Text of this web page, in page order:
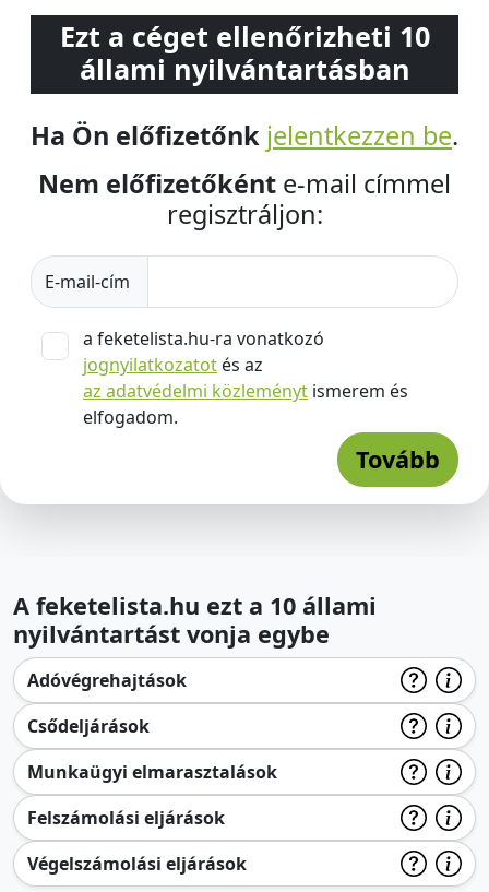
Ezt a céget ellenőrizheti 10
állami nyilvántartásban
Ha Ön előfizetőnk jelentkezzen be.
Nem előfizetőként e-mail címmel
regisztráljon:
E-mail-cím
a feketelista.hu-ra vonatkozó
jognyilatkozatot és az
az adatvédelmi közleményt ismerem és
elfogadom.
Tovább
A feketelista.hu ezt a 10 állami
nyilvántartást vonja egybe
Adóvégrehajtások
Csődeljárások
Munkaügyi elmarasztalások
Felszámolási eljárások
Végelszámolási eljárások